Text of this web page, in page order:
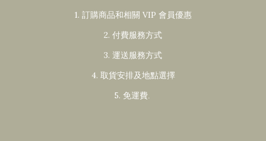
1. 訂購商品和相關 VIP 會員優惠
2. 付費服務方式
3. 運送服務方式
4. 取貨安排及地點選擇
5. 免運費.